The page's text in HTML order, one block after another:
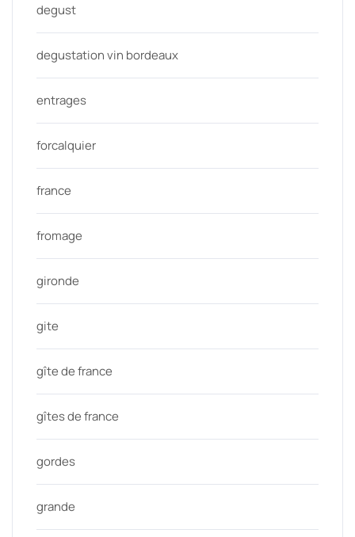
degust
degustation vin bordeaux
entrages
forcalquier
france
fromage
gironde
gite
gîte de france
gîtes de france
gordes
grande